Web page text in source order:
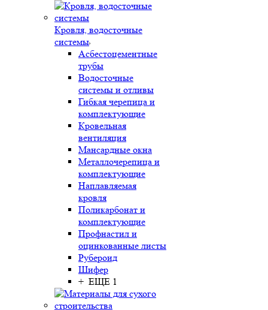
Кровля, водосточные
системы
Асбестоцементные
трубы
Водосточные
системы и отливы
Гибкая черепица и
комплектующие
Кровельная
вентиляция
Мансардные окна
Металлочерепица и
комплектующие
Наплавляемая
кровля
Поликарбонат и
комплектующие
Профнастил и
оцинкованные листы
Рубероид
Шифер
+ ЕЩЕ 1